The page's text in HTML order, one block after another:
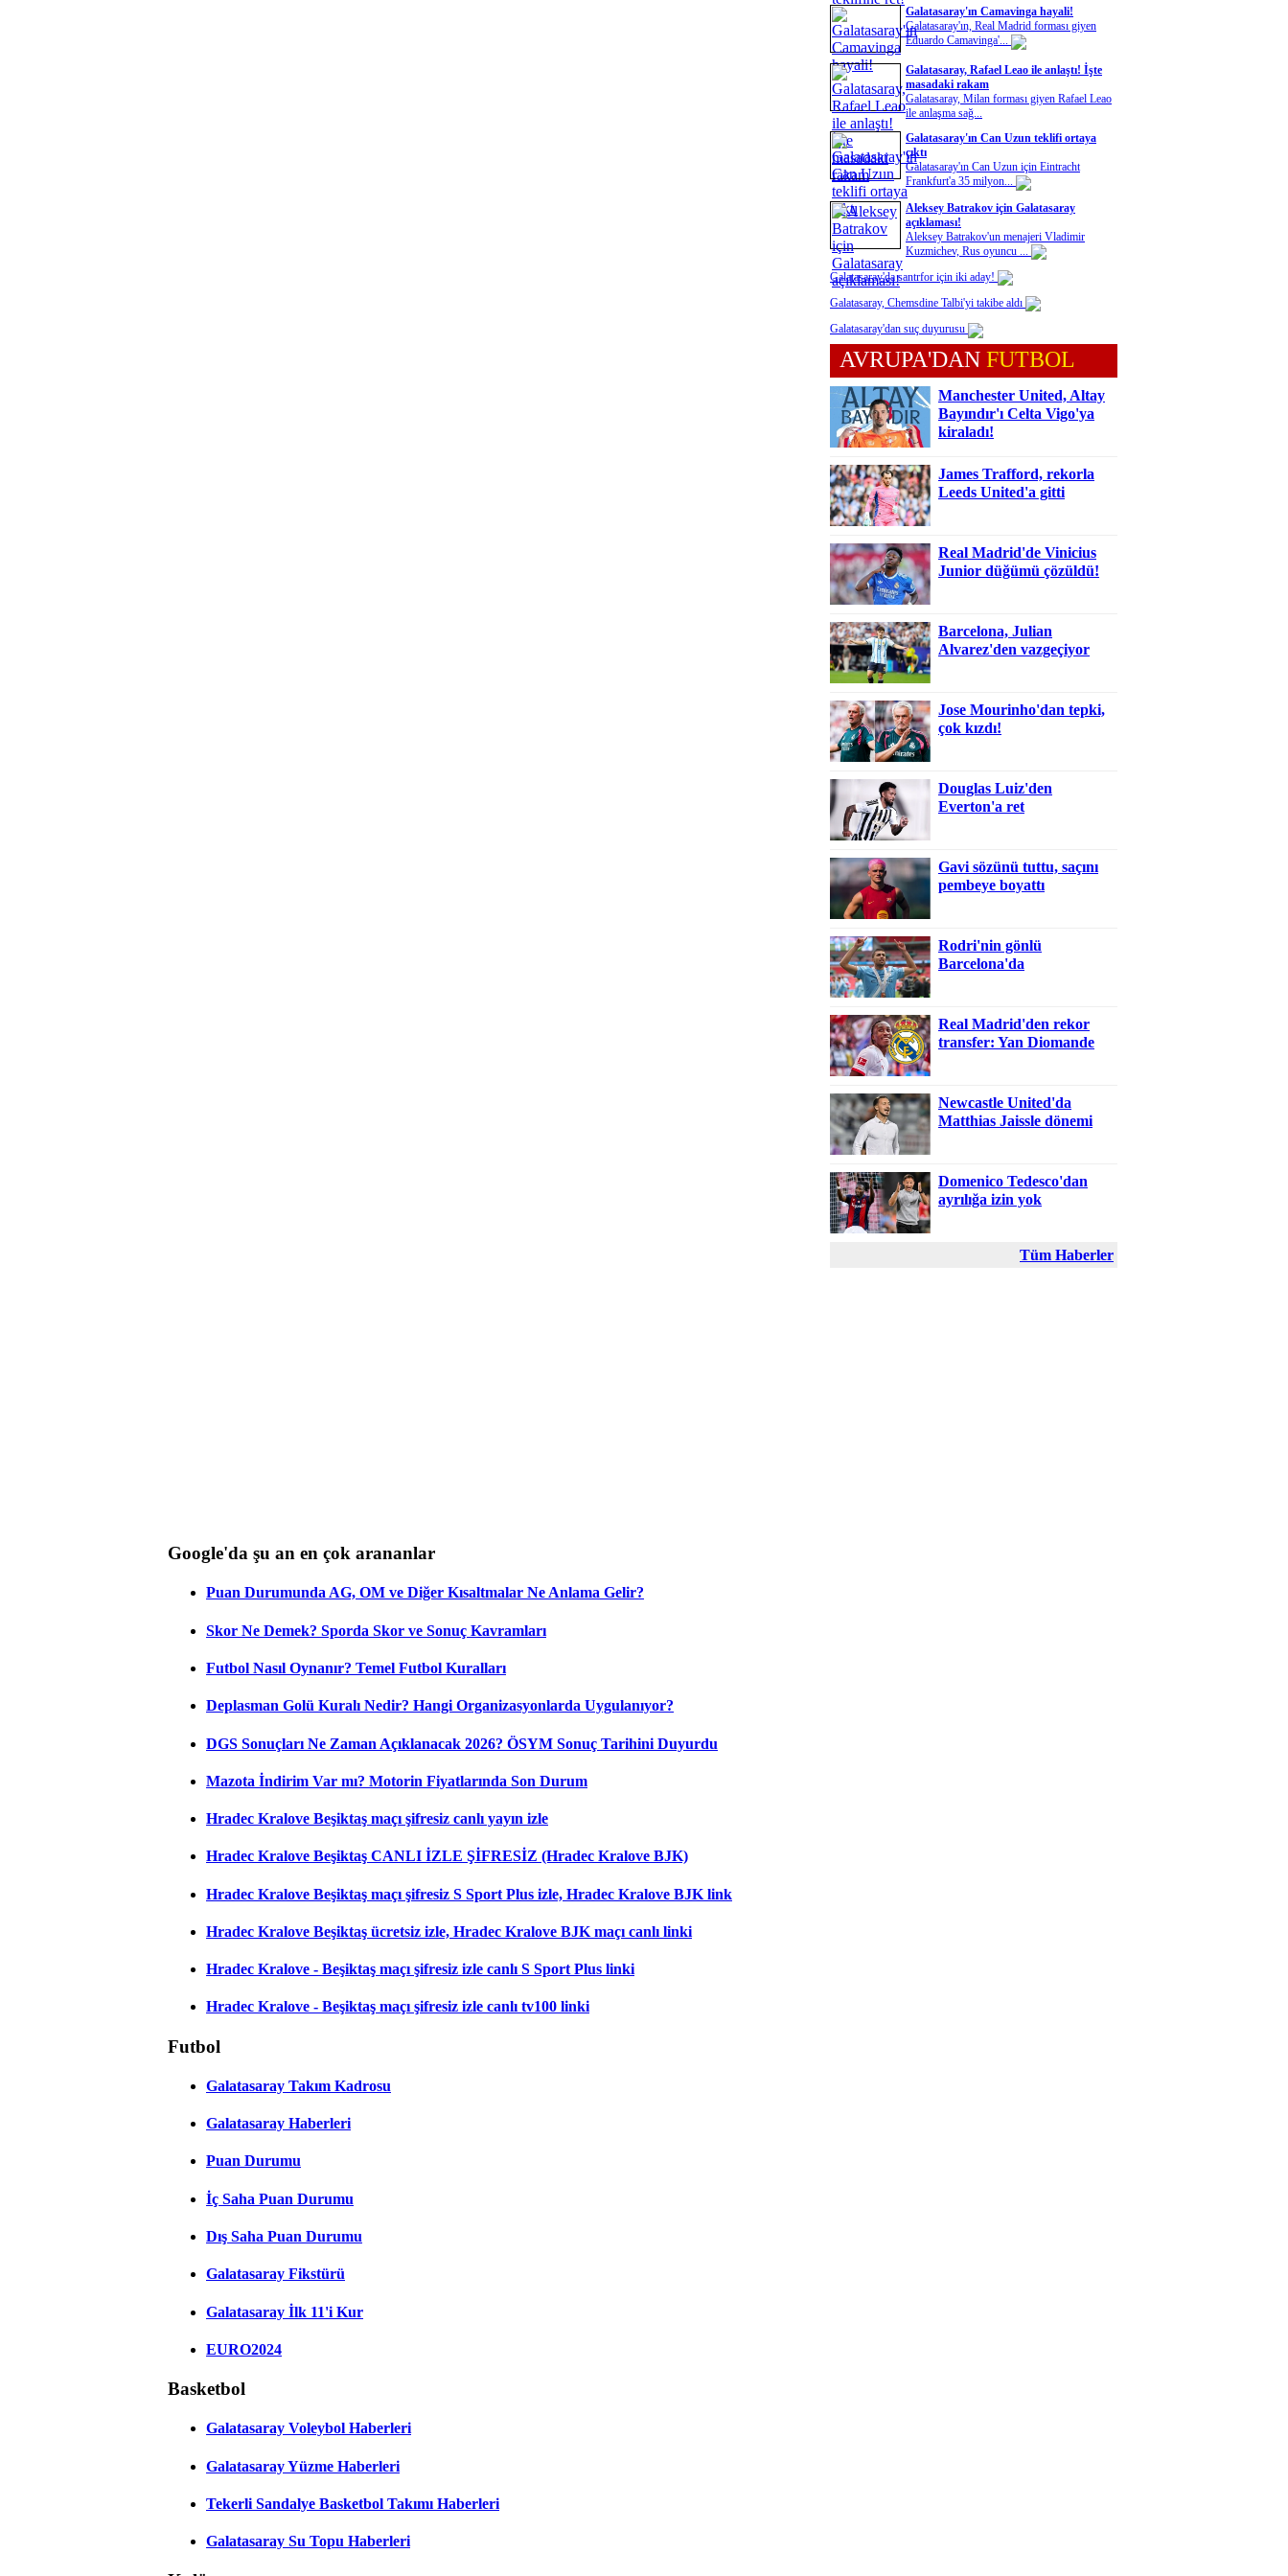
Galatasaray'ın Camavinga hayali!
Galatasaray'ın, Real Madrid forması giyen
Eduardo Camavinga'...
Galatasaray, Rafael Leao ile anlaştı! İşte
masadaki rakam
Galatasaray, Milan forması giyen Rafael Leao
ile anlaşma sağ...
Galatasaray'ın Can Uzun teklifi ortaya
çıktı
Galatasaray'ın Can Uzun için Eintracht
Frankfurt'a 35 milyon...
Aleksey Batrakov için Galatasaray
açıklaması!
Aleksey Batrakov'un menajeri Vladimir
Kuzmichev, Rus oyuncu ...
Galatasaray'da santrfor için iki aday!
Galatasaray, Chemsdine Talbi'yi takibe aldı
Galatasaray'dan suç duyurusu
AVRUPA'DAN FUTBOL
Manchester United, Altay
Bayındır'ı Celta Vigo'ya
kiraladı!
James Trafford, rekorla
Leeds United'a gitti
Real Madrid'de Vinicius
Junior düğümü çözüldü!
Barcelona, Julian
Alvarez'den vazgeçiyor
Jose Mourinho'dan tepki,
çok kızdı!
Douglas Luiz'den
Everton'a ret
Gavi sözünü tuttu, saçını
pembeye boyattı
Rodri'nin gönlü
Barcelona'da
Real Madrid'den rekor
transfer: Yan Diomande
Newcastle United'da
Matthias Jaissle dönemi
Domenico Tedesco'dan
ayrılığa izin yok
Tüm Haberler
Google'da şu an en çok arananlar
Puan Durumunda AG, OM ve Diğer Kısaltmalar Ne Anlama Gelir?
Skor Ne Demek? Sporda Skor ve Sonuç Kavramları
Futbol Nasıl Oynanır? Temel Futbol Kuralları
Deplasman Golü Kuralı Nedir? Hangi Organizasyonlarda Uygulanıyor?
DGS Sonuçları Ne Zaman Açıklanacak 2026? ÖSYM Sonuç Tarihini Duyurdu
Mazota İndirim Var mı? Motorin Fiyatlarında Son Durum
Hradec Kralove Beşiktaş maçı şifresiz canlı yayın izle
Hradec Kralove Beşiktaş CANLI İZLE ŞİFRESİZ (Hradec Kralove BJK)
Hradec Kralove Beşiktaş maçı şifresiz S Sport Plus izle, Hradec Kralove BJK link
Hradec Kralove Beşiktaş ücretsiz izle, Hradec Kralove BJK maçı canlı linki
Hradec Kralove - Beşiktaş maçı şifresiz izle canlı S Sport Plus linki
Hradec Kralove - Beşiktaş maçı şifresiz izle canlı tv100 linki
Futbol
Galatasaray Takım Kadrosu
Galatasaray Haberleri
Puan Durumu
İç Saha Puan Durumu
Dış Saha Puan Durumu
Galatasaray Fikstürü
Galatasaray İlk 11'i Kur
EURO2024
Basketbol
Galatasaray Voleybol Haberleri
Galatasaray Yüzme Haberleri
Tekerli Sandalye Basketbol Takımı Haberleri
Galatasaray Su Topu Haberleri